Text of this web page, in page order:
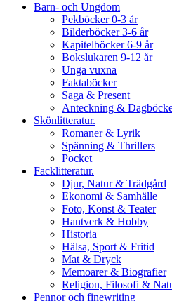
Barn- och Ungdom
Pekböcker 0-3 år
Bilderböcker 3-6 år
Kapitelböcker 6-9 år
Bokslukaren 9-12 år
Unga vuxna
Faktaböcker
Saga & Present
Anteckning &
Skönlitteratur.
Romaner & Lyrik
Spänning & Thrillers
Pocket
Facklitteratur.
Djur, Natur & Trädgård
Ekonomi & Samhälle
Foto, Konst & Teater
Hantverk & Hobby
Historia
Hälsa, Sport & Fritid
Mat & Dryck
Memoarer & Biografier
Religion, Filosofi &
Pennor och finewriting